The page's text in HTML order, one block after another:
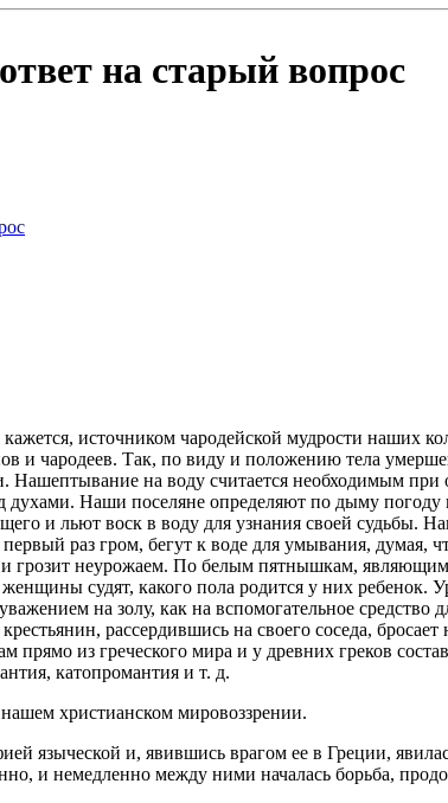
на старый вопрос
источником чародейской мудрости наших
и чародеев. Так, по виду и положению тела
Нашептывание на воду считается необходимым
Наши поселяне определяют по дыму
и льют воск в воду для узнания своей судьбы.
раз гром, бегут к воде для умывания, думая,
грозит неурожаем. По белым пятнышкам,
судят, какого пола родится у них
на золу, как на вспомогательное
рассердившись на своего соседа,
прямо из греческого мира и у древних греков
катопромантия и т. д.
христианском мировоззрении.
языческой и, явившись врагом ее в Греции,
и немедленно между ними началась борьба,